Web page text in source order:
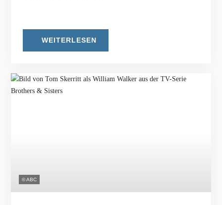
WEITERLESEN
© ABC